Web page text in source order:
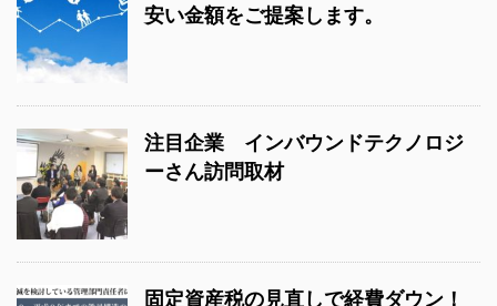
安い金額をご提案します。
注目企業 インバウンドテクノロジ
ーさん訪問取材
固定資産税の見直しで経費ダウン！